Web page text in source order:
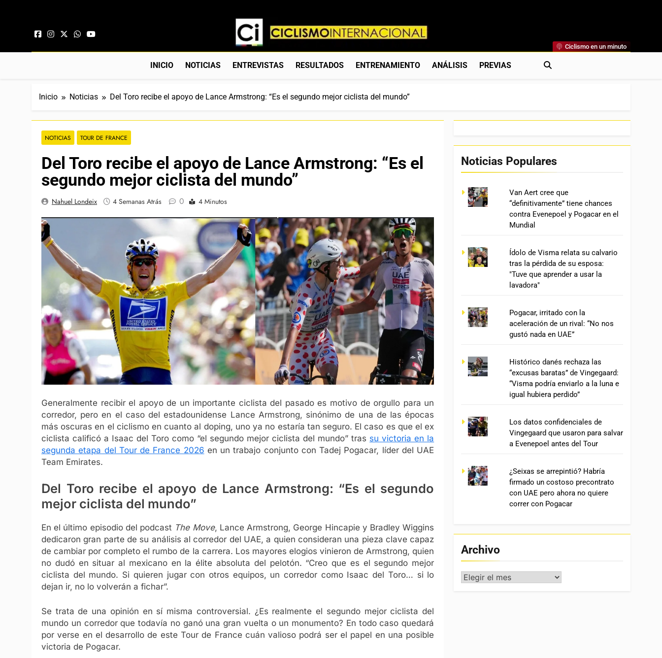
Ciclismo Internacional
Web Dedicada Al Ciclismo Mundial. Entrevistas, Análisis, Crónicas, Previas Y Más. La Web Ciclista De Referencia.
Ciclismo en un minuto
INICIO NOTICIAS ENTREVISTAS RESULTADOS ENTRENAMIENTO ANÁLISIS PREVIAS
Inicio Noticias Del Toro recibe el apoyo de Lance Armstrong: “Es el segundo mejor ciclista del mundo”
NOTICIAS TOUR DE FRANCE
Del Toro recibe el apoyo de Lance Armstrong: “Es el
segundo mejor ciclista del mundo”
Nahuel Londeix 4 Semanas Atrás 0 4 Minutos
Generalmente recibir el apoyo de un importante ciclista del pasado es motivo de orgullo para un
corredor, pero en el caso del estadounidense Lance Armstrong, sinónimo de una de las épocas
más oscuras en el ciclismo en cuanto al doping, uno ya no estaría tan seguro. El caso es que el ex
ciclista calificó a Isaac del Toro como “el segundo mejor ciclista del mundo” tras su victoria en la
segunda etapa del Tour de France 2026 en un trabajo conjunto con Tadej Pogacar, líder del UAE
Team Emirates.
Del Toro recibe el apoyo de Lance Armstrong: “Es el segundo
mejor ciclista del mundo”
En el último episodio del podcast The Move, Lance Armstrong, George Hincapie y Bradley Wiggins
dedicaron gran parte de su análisis al corredor del UAE, a quien consideran una pieza clave capaz
de cambiar por completo el rumbo de la carrera. Los mayores elogios vinieron de Armstrong, quien
no dudó en situar al mexicano en la élite absoluta del pelotón. “Creo que es el segundo mejor
ciclista del mundo. Si quieren jugar con otros equipos, un corredor como Isaac del Toro… si lo
dejan ir, no lo volverán a fichar”.
Se trata de una opinión en sí misma controversial. ¿Es realmente el segundo mejor ciclista del
mundo un corredor que todavía no ganó una gran vuelta o un monumento? En todo caso quedará
por verse en el desarrollo de este Tour de France cuán valioso podrá ser el papel en una posible
victoria de Pogacar.
Noticias Populares
Van Aert cree que
“definitivamente” tiene chances
contra Evenepoel y Pogacar en el
Mundial
Ídolo de Visma relata su calvario
tras la pérdida de su esposa:
"Tuve que aprender a usar la
lavadora"
Pogacar, irritado con la
aceleración de un rival: “No nos
gustó nada en UAE”
Histórico danés rechaza las
“excusas baratas” de Vingegaard:
“Visma podría enviarlo a la luna e
igual hubiera perdido”
Los datos confidenciales de
Vingegaard que usaron para salvar
a Evenepoel antes del Tour
¿Seixas se arrepintió? Habría
firmado un costoso precontrato
con UAE pero ahora no quiere
correr con Pogacar
Archivo
Archivo